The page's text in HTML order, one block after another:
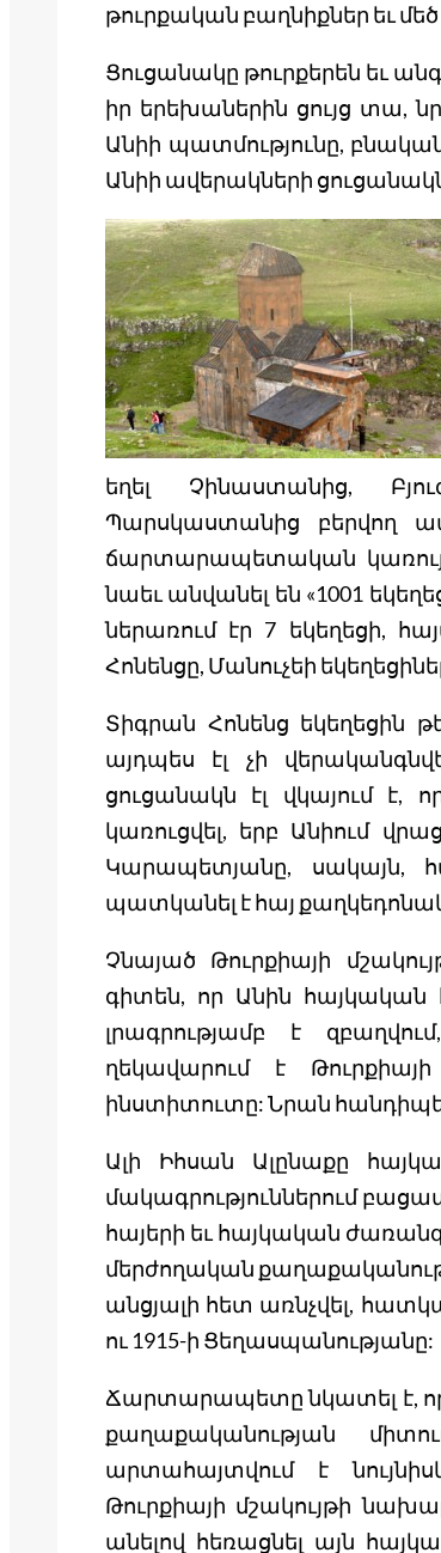
թուրքական բաղնիքներ եւ
Ցուցանակը թուրքերեն եւ
իր երեխաներին ցույց տա,
Անիի պատմությունը,
Անիի ավերակների
եղել Չինաստանից,
Պարսկաստանից բերվող
ճարտարապետական
նաեւ անվանել են «1001
ներառում էր 7 եկեղեցի,
Հոնենցը, Մանուչեի
Տիգրան Հոնենց եկեղեցին
այդպես էլ չի
ցուցանակն էլ վկայում է,
կառուցվել, երբ Անիում
Կարապետյանը, սակայն,
պատկանել է հայ
Չնայած Թուրքիայի
գիտեն, որ Անին հայկական
լրագրությամբ է
ղեկավարում է
ինստիտուտը: Նրան
Ալի Իհսան Ալընաքը
մակագրություններում
հայերի եւ հայկական
մերժողական
անցյալի հետ առնչվել,
ու 1915-ի Ցեղասպանությանը:
Ճարտարապետը նկատել է, որ
քաղաքականության
արտահայտվում է
Թուրքիայի մշակույթի
անելով հեռացնել այն